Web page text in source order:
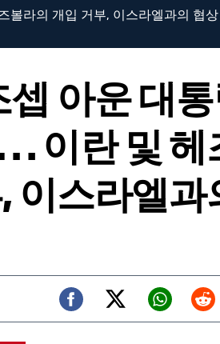
볼라의 개입 거부, 이스라엘과의 협상
아운 대
이란 및 헤
이스라엘과
Facebook
Twitter (X)